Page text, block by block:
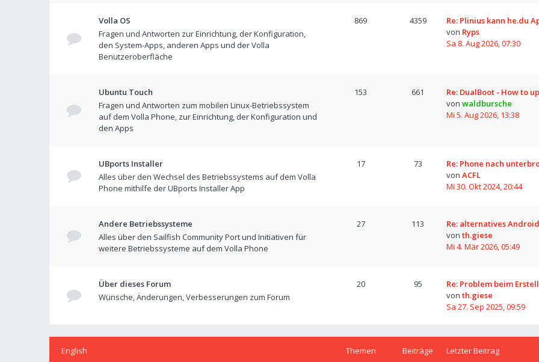
Volla OS
Fragen und Antworten zur Einrichtung, der Konfiguration,
den System-Apps, anderen Apps und der Volla
Benutzeroberfläche
869 4359
Re: Plinius kann he.du
von Ryps
Sa 8. Aug 2026, 07:30
Ubuntu Touch
Fragen und Antworten zum mobilen Linux-Betriebssystem
auf dem Volla Phone, zur Einrichtung, der Konfiguration und
den Apps
153 661
Re: DualBoot - How to
von waldbursche
Mi 5. Aug 2026, 13:38
UBports Installer
Alles über den Wechsel des Betriebssystems auf dem Volla
Phone mithilfe der UBports Installer App
17 73
Re: Phone nach
von ACFL
Mi 30. Okt 2024, 20:44
Andere Betriebssysteme
Alles über den Sailfish Community Port und Initiativen für
weitere Betriebssysteme auf dem Volla Phone
27 113
Re: alternatives
von th.giese
Mi 4. Mär 2026, 05:49
Über dieses Forum
Wünsche, Änderungen, Verbesserungen zum Forum
20 95
Re: Problem beim
von th.giese
Sa 27. Sep 2025, 09:59
English Themen Beiträge Letzter Beitrag